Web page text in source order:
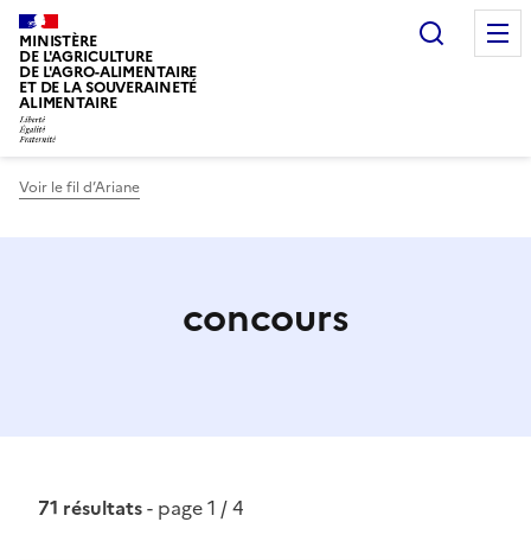
MINISTÈRE
DE L'AGRICULTURE
DE L'AGRO-ALIMENTAIRE
ET DE LA SOUVERAINETÉ
ALIMENTAIRE
Voir le fil d’Ariane
concours
71 résultats- page 1 / 4